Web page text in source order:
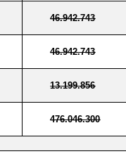
46.942.743
46.942.743
13.199.856
476.046.300